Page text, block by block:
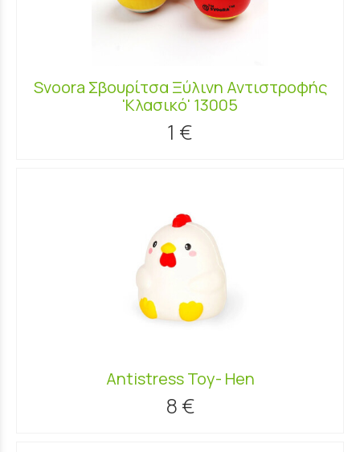
Svoora Σβουρίτσα Ξύλινη Αντιστροφής
'Κλασικό' 13005
1 €
Antistress Toy- Hen
8 €